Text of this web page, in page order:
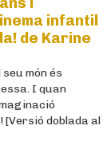
infantil
de Karine
món és
I quan
[Versió doblada al